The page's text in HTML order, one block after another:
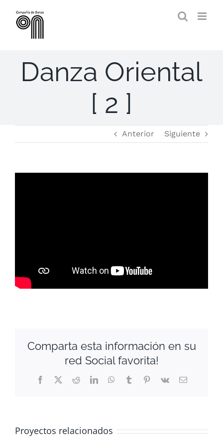
Danza Oriental
[ 2 ]
Anterior Siguiente
Comparta esta información en su
red Social favorita!
Facebook
X RedditLinkedInWhatsApp
TumblrPinterest
Vk
Correo
Proyectos relacionados